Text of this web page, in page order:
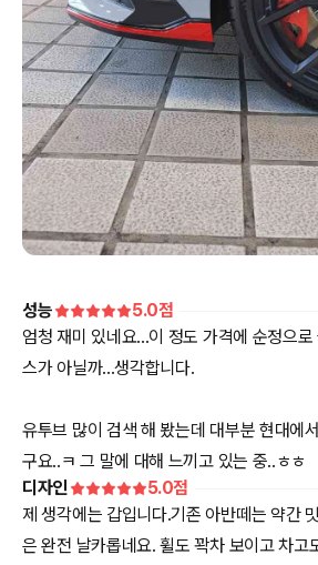
성능 5.0점
엄청 재미 있네요...이 정도 가격에 순정으
스가 아닐까...생각합니다.
유투브 많이 검색 해 봤는데 대부분 현대에
구요..ㅋ 그 말에 대해 느끼고 있는 중..ㅎㅎ
디자인
5.0점
제 생각에는 갑입니다.기존 아반떼는 약간
은 완전 날카롭네요. 휠도 꽉차 보이고 차고